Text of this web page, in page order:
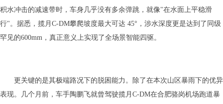
积水冲击的减速带时，车身几乎没有多余弹跳，就像"在水面上平稳滑
行"。据悉，揽月C-DM攀爬坡度最大可达 45°，涉水深度更是达到了同级
罕见的600mm，真正意义上实现了全场景智能四驱。
更关键的是其极端路况下的脱困能力。除了在本次山区暴雨下的优异
表现。几个月前，车手陶鹏飞就曾驾驶揽月C-DM在合肥骆岗机场跑道暴